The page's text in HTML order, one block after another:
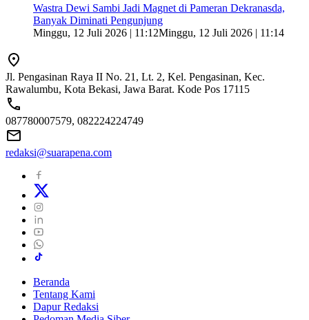
Wastra Dewi Sambi Jadi Magnet di Pameran Dekranasda,
Banyak Diminati Pengunjung
Minggu, 12 Juli 2026 | 11:12Minggu, 12 Juli 2026 | 11:14
Jl. Pengasinan Raya II No. 21, Lt. 2, Kel. Pengasinan, Kec.
Rawalumbu, Kota Bekasi, Jawa Barat. Kode Pos 17115
087780007579, 082224224749
redaksi@suarapena.com
Beranda
Tentang Kami
Dapur Redaksi